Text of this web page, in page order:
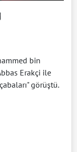
bin
Erakçi ile
görüştü.